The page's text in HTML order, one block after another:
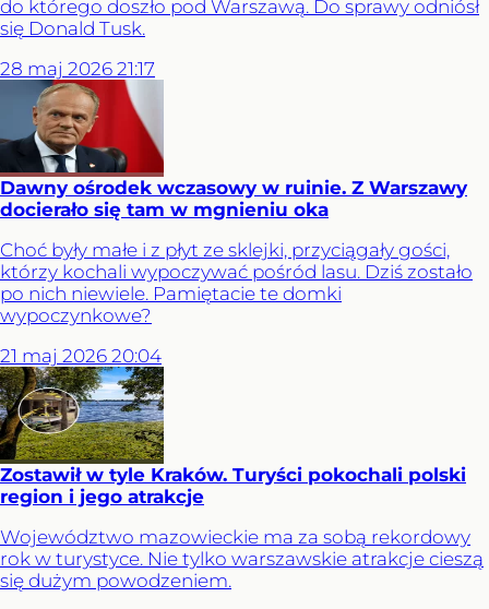
do którego doszło pod Warszawą. Do sprawy odniósł
się Donald Tusk.
28 maj 2026 21:17
Dawny ośrodek wczasowy w ruinie. Z Warszawy
docierało się tam w mgnieniu oka
Choć były małe i z płyt ze sklejki, przyciągały gości,
którzy kochali wypoczywać pośród lasu. Dziś zostało
po nich niewiele. Pamiętacie te domki
wypoczynkowe?
21 maj 2026 20:04
Zostawił w tyle Kraków. Turyści pokochali polski
region i jego atrakcje
Województwo mazowieckie ma za sobą rekordowy
rok w turystyce. Nie tylko warszawskie atrakcje cieszą
się dużym powodzeniem.